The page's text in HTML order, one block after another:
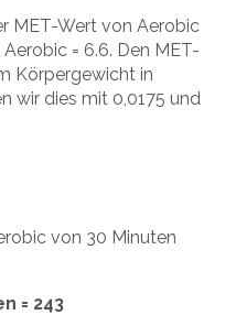
MET-Wert von Aerobic
= 6.6. Den MET-
Körpergewicht in
wir dies mit 0,0175 und
von 30 Minuten
= 243